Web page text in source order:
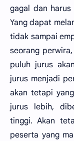
gagal dan
Yang dapat
tidak sampai
seorang
puluh jurus
jurus menjadi
akan tetapi
jurus lebih,
tinggi. Akan
peserta yang